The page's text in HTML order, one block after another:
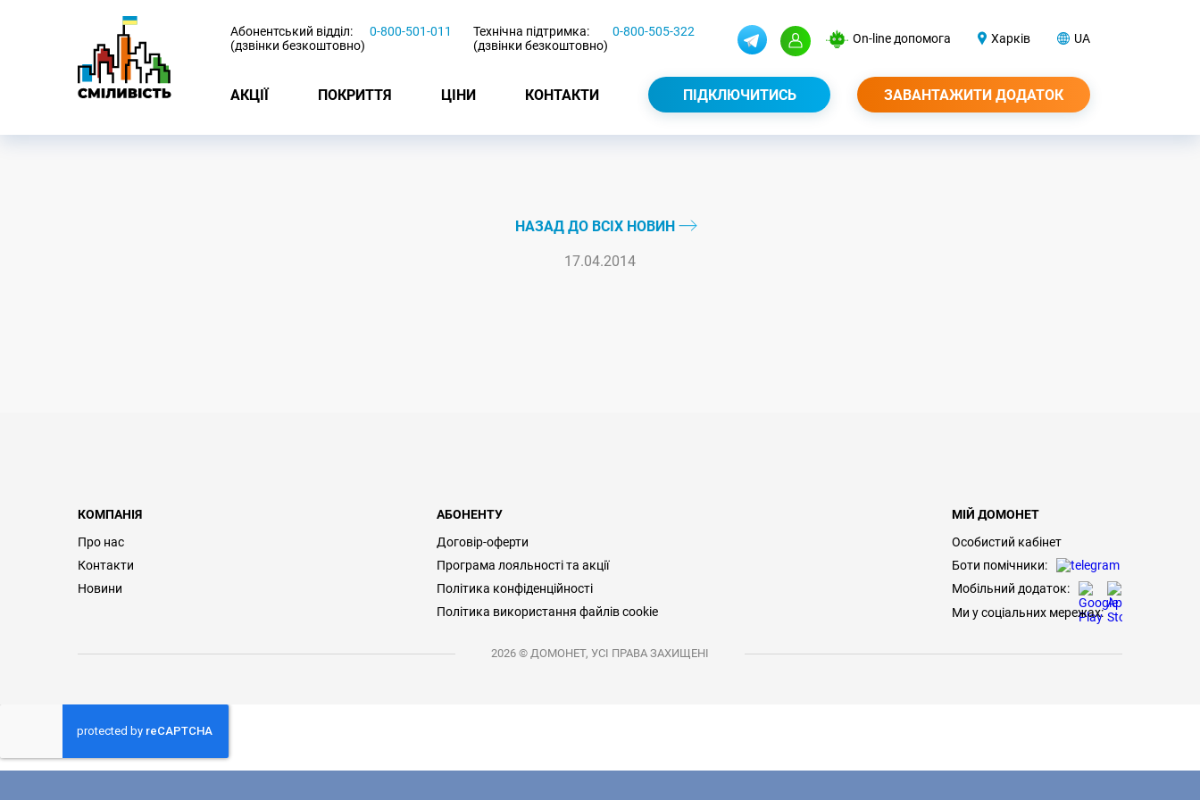
Абонентський відділ:
(дзвінки безкоштовно)
0-800-501-011
Технічна підтримка:
(дзвінки безкоштовно)
0-800-505-322 On-line допомога Харків UA
АКЦІЇ ПОКРИТТЯ ЦІНИ КОНТАКТИ ПІДКЛЮЧИТИСЬ ЗАВАНТАЖИТИ ДОДАТОК
НАЗАД ДО ВСІХ НОВИН
17.04.2014
КОМПАНІЯ
Про нас
Контакти
Новини
АБОНЕНТУ
Договір-оферти
Програма лояльності та акції
Політика конфіденційності
Політика використання файлів cookie
МІЙ ДОМОНЕТ
Особистий кабінет
Боти помічники:
Мобільний додаток:
Ми у соціальних мережах:
2026 © ДОМОНЕТ, УСІ ПРАВА ЗАХИЩЕНІ